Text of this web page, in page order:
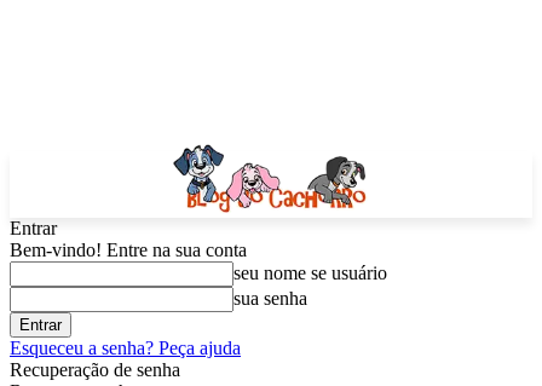
Entrar
Bem-vindo! Entre na sua conta
seu nome se usuário
sua senha
Esqueceu a senha? Peça ajuda
Recuperação de senha